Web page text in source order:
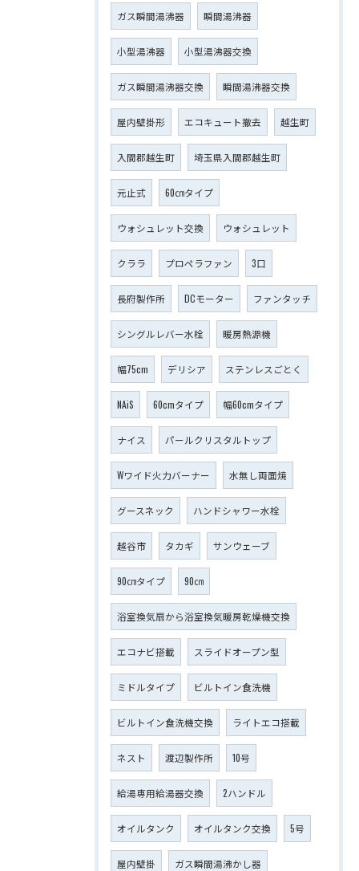
ガス瞬間湯沸器 瞬間湯沸器
小型湯沸器 小型湯沸器交換
ガス瞬間湯沸器交換 瞬間湯沸器交換
屋内壁掛形 エコキュート撤去 越生町
入間郡越生町 埼玉県入間郡越生町
元止式 60㎝タイプ
ウォシュレット交換 ウォシュレット
クララ プロペラファン 3口
長府製作所 DCモーター ファンタッチ
シングルレバー水栓 暖房熱源機
幅75cm デリシア ステンレスごとく
NAiS 60cmタイプ 幅60cmタイプ
ナイス パールクリスタルトップ
Wワイド火力バーナー 水無し両面焼
グースネック ハンドシャワー水栓
越谷市 タカギ サンウェーブ
90㎝タイプ 90㎝
浴室換気扇から浴室換気暖房乾燥機交換
エコナビ搭載 スライドオープン型
ミドルタイプ ビルトイン食洗機
ビルトイン食洗機交換 ライトエコ搭載
ネスト 渡辺製作所 10号
給湯専用給湯器交換 2ハンドル
オイルタンク オイルタンク交換 5号
屋内壁掛 ガス瞬間湯沸かし器